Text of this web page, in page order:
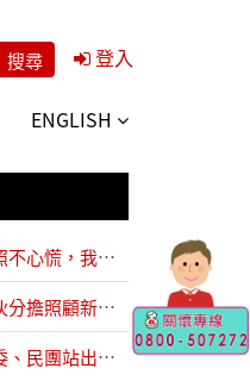
登入
ENGLISH
【1150331新聞稿】長照不心慌，我陪你長大。兒童節前夕，民團公布「守護未成年照顧者」陪跑計畫
【1150327新聞稿】作伙分擔照顧新模式！ 衛福部推動全國50處互助喘息服務據點
【1150319新聞稿】立委、民團站出來呼籲勞動部推「長期照顧安排假」